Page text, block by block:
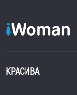
КРАСИВА